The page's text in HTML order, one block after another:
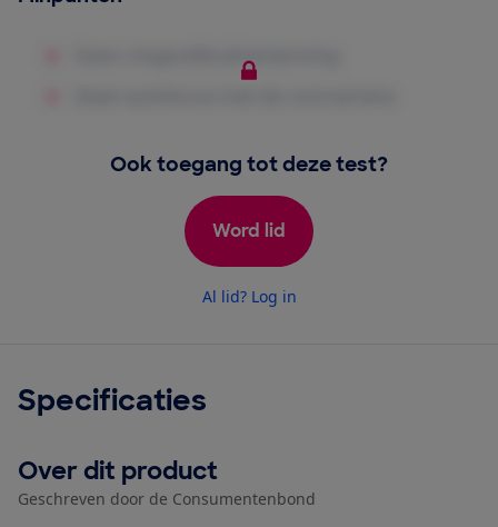
Ook toegang tot deze test?
Word lid
Al lid? Log in
Specificaties
Over dit product
Geschreven door de Consumentenbond